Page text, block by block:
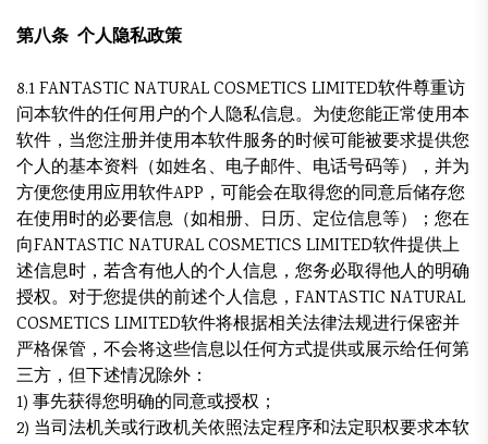
第八条 个人隐私政策
8.1 FANTASTIC NATURAL COSMETICS LIMITED软件尊重访
问本软件的任何用户的个人隐私信息。为使您能正常使用本
软件，当您注册并使用本软件服务的时候可能被要求提供您
个人的基本资料（如姓名、电子邮件、电话号码等），并为
方便您使用应用软件APP，可能会在取得您的同意后储存您
在使用时的必要信息（如相册、日历、定位信息等）；您在
向FANTASTIC NATURAL COSMETICS LIMITED软件提供上
述信息时，若含有他人的个人信息，您务必取得他人的明确
授权。对于您提供的前述个人信息，FANTASTIC NATURAL
COSMETICS LIMITED软件将根据相关法律法规进行保密并
严格保管，不会将这些信息以任何方式提供或展示给任何第
三方，但下述情况除外：
1) 事先获得您明确的同意或授权；
2) 当司法机关或行政机关依照法定程序和法定职权要求本软